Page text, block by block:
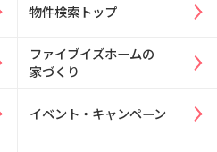
物件検索トップ
ファイブイズホームの
家づくり
イベント・キャンペーン